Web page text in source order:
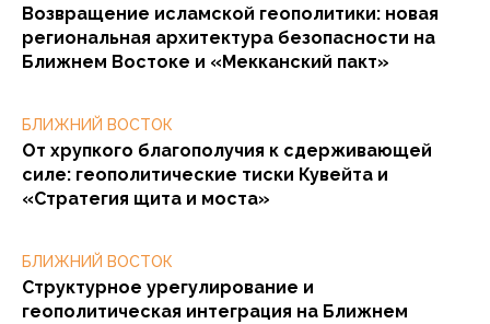
Возвращение исламской геополитики: новая
региональная архитектура безопасности на
Ближнем Востоке и «Мекканский пакт»
БЛИЖНИЙ ВОСТОК
От хрупкого благополучия к сдерживающей
силе: геополитические тиски Кувейта и
«Стратегия щита и моста»
БЛИЖНИЙ ВОСТОК
Структурное урегулирование и
геополитическая интеграция на Ближнем